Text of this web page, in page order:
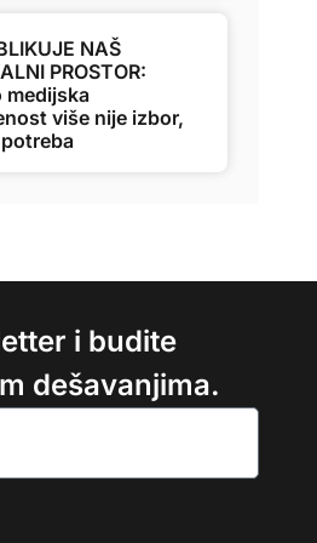
NAŠ
PROSTOR:
medijska
više nije izbor,
i budite
dešavanjima.